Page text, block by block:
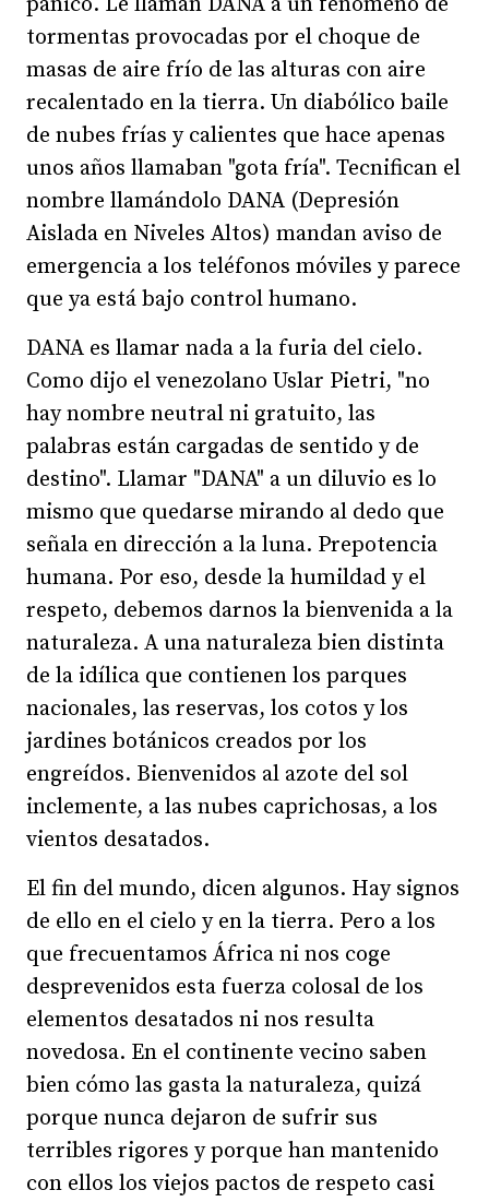
tormentas provocadas por el choque de
masas de aire frío de las alturas con aire
recalentado en la tierra. Un diabólico baile
de nubes frías y calientes que hace apenas
unos años llamaban "gota fría". Tecnifican el
nombre llamándolo DANA (Depresión
Aislada en Niveles Altos) mandan aviso de
emergencia a los teléfonos móviles y parece
que ya está bajo control humano.
DANA es llamar nada a la furia del cielo.
Como dijo el venezolano Uslar Pietri, "no
hay nombre neutral ni gratuito, las
palabras están cargadas de sentido y de
destino". Llamar "DANA" a un diluvio es lo
mismo que quedarse mirando al dedo que
señala en dirección a la luna. Prepotencia
humana. Por eso, desde la humildad y el
respeto, debemos darnos la bienvenida a la
naturaleza. A una naturaleza bien distinta
de la idílica que contienen los parques
nacionales, las reservas, los cotos y los
jardines botánicos creados por los
engreídos. Bienvenidos al azote del sol
inclemente, a las nubes caprichosas, a los
vientos desatados.
El fin del mundo, dicen algunos. Hay signos
de ello en el cielo y en la tierra. Pero a los
que frecuentamos África ni nos coge
desprevenidos esta fuerza colosal de los
elementos desatados ni nos resulta
novedosa. En el continente vecino saben
bien cómo las gasta la naturaleza, quizá
porque nunca dejaron de sufrir sus
terribles rigores y porque han mantenido
con ellos los viejos pactos de respeto casi